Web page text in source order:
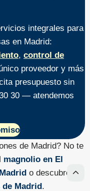
integrales para
en Madrid:
, control de
proveedor y más
presupuesto sin
30 — atendemos
de Madrid? No te
magnolio en El
o descubre
Madrid.